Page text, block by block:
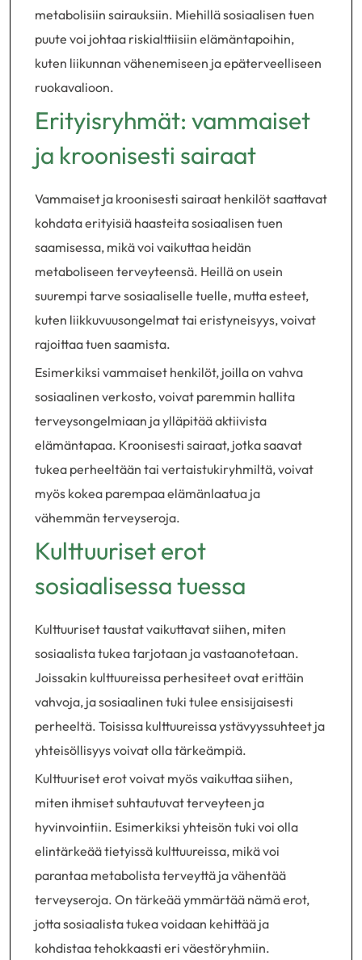
metabolisiin sairauksiin. Miehillä sosiaalisen tuen
puute voi johtaa riskialttiisiin elämäntapoihin,
kuten liikunnan vähenemiseen ja epäterveelliseen
ruokavalioon.
Erityisryhmät: vammaiset
ja kroonisesti sairaat
Vammaiset ja kroonisesti sairaat henkilöt saattavat
kohdata erityisiä haasteita sosiaalisen tuen
saamisessa, mikä voi vaikuttaa heidän
metaboliseen terveyteensä. Heillä on usein
suurempi tarve sosiaaliselle tuelle, mutta esteet,
kuten liikkuvuusongelmat tai eristyneisyys, voivat
rajoittaa tuen saamista.
Esimerkiksi vammaiset henkilöt, joilla on vahva
sosiaalinen verkosto, voivat paremmin hallita
terveysongelmiaan ja ylläpitää aktiivista
elämäntapaa. Kroonisesti sairaat, jotka saavat
tukea perheeltään tai vertaistukiryhmiltä, voivat
myös kokea parempaa elämänlaatua ja
vähemmän terveyseroja.
Kulttuuriset erot
sosiaalisessa tuessa
Kulttuuriset taustat vaikuttavat siihen, miten
sosiaalista tukea tarjotaan ja vastaanotetaan.
Joissakin kulttuureissa perhesiteet ovat erittäin
vahvoja, ja sosiaalinen tuki tulee ensisijaisesti
perheeltä. Toisissa kulttuureissa ystävyyssuhteet ja
yhteisöllisyys voivat olla tärkeämpiä.
Kulttuuriset erot voivat myös vaikuttaa siihen,
miten ihmiset suhtautuvat terveyteen ja
hyvinvointiin. Esimerkiksi yhteisön tuki voi olla
elintärkeää tietyissä kulttuureissa, mikä voi
parantaa metabolista terveyttä ja vähentää
terveyseroja. On tärkeää ymmärtää nämä erot,
jotta sosiaalista tukea voidaan kehittää ja
kohdistaa tehokkaasti eri väestöryhmiin.